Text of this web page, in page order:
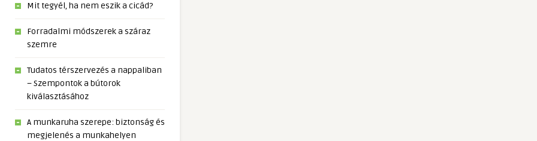
Mit tegyél, ha nem eszik a cicád?
Forradalmi módszerek a száraz
szemre
Tudatos térszervezés a nappaliban
– Szempontok a bútorok
kiválasztásához
A munkaruha szerepe: biztonság és
megjelenés a munkahelyen